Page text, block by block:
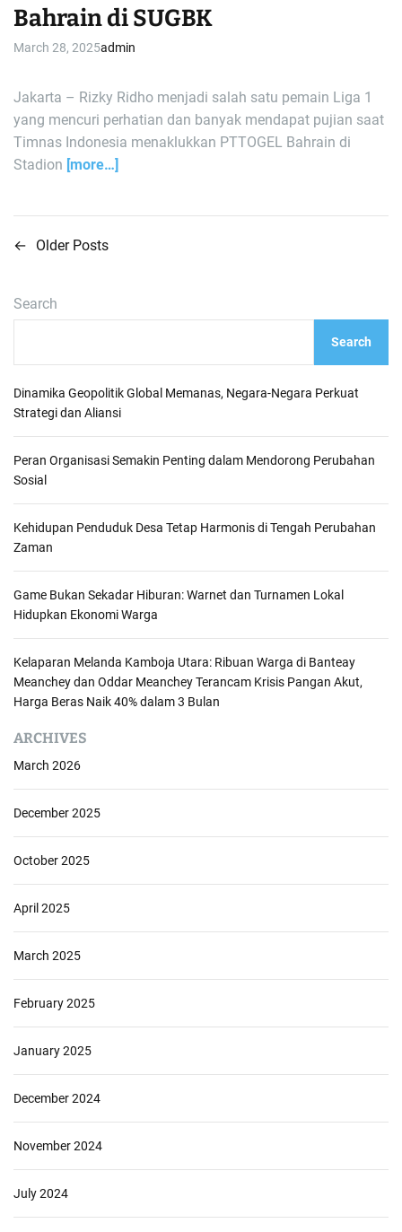
Bahrain di SUGBK
March 28, 2025admin
Jakarta – Rizky Ridho menjadi salah satu pemain Liga 1
yang mencuri perhatian dan banyak mendapat pujian saat
Timnas Indonesia menaklukkan PTTOGEL Bahrain di
Stadion [more…]
P
s
s
n
a
v
i
g
a
t
i
o
n
← Older Posts
Search
Search
Dinamika Geopolitik Global Memanas, Negara-Negara Perkuat
Strategi dan Aliansi
Peran Organisasi Semakin Penting dalam Mendorong Perubahan
Sosial
Kehidupan Penduduk Desa Tetap Harmonis di Tengah Perubahan
Zaman
Game Bukan Sekadar Hiburan: Warnet dan Turnamen Lokal
Hidupkan Ekonomi Warga
Kelaparan Melanda Kamboja Utara: Ribuan Warga di Banteay
Meanchey dan Oddar Meanchey Terancam Krisis Pangan Akut,
Harga Beras Naik 40% dalam 3 Bulan
ARCHIVES
March 2026
December 2025
October 2025
April 2025
March 2025
February 2025
January 2025
December 2024
November 2024
July 2024